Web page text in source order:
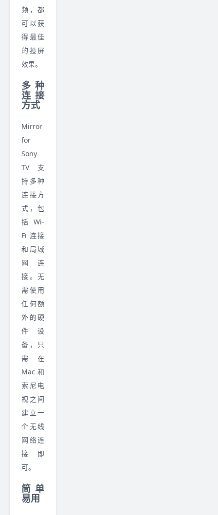
频，都
可以获
得最佳
的投屏
效果。
多种
连接
方式
Mirror
for
Sony
TV 支
持多种
连接方
式，包
括 Wi-
Fi 连接
和局域
网连
接。无
需使用
任何额
外的硬
件设
备，只
需在
Mac 和
索尼电
视之间
建立一
个无线
网络连
接即
可。
简单
易用